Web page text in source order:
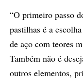
“O primeiro passo
pastilhas é a
de aço com teores
Também não é
outros elementos,